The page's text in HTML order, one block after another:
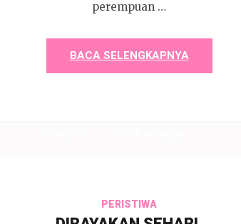
perempuan …
BACA SELENGKAPNYA
PERISTIWA